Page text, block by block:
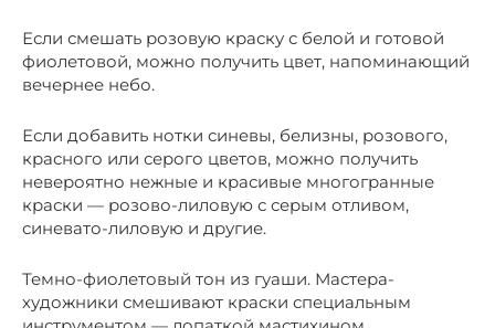
Если смешать розовую краску с белой и готовой
фиолетовой, можно получить цвет, напоминающий
вечернее небо.
Если добавить нотки синевы, белизны, розового,
красного или серого цветов, можно получить
невероятно нежные и красивые многогранные
краски — розово-лиловую с серым отливом,
синевато-лиловую и другие.
Темно-фиолетовый тон из гуаши. Мастера-
художники смешивают краски специальным